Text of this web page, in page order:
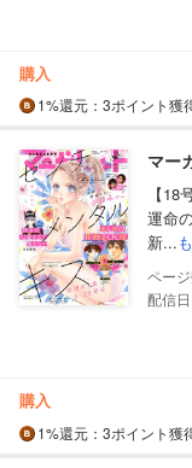
購入
1%還元 ：3ポイント獲
マー
【
運命
新...
配信
購入
1%還元 ：3ポイント獲